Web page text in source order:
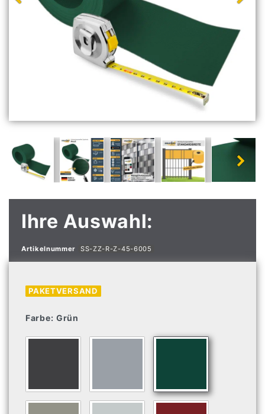
Ihre Auswahl:
Artikelnummer SS-ZZ-R-Z-45-6005
PAKETVERSAND
Farbe: Grün